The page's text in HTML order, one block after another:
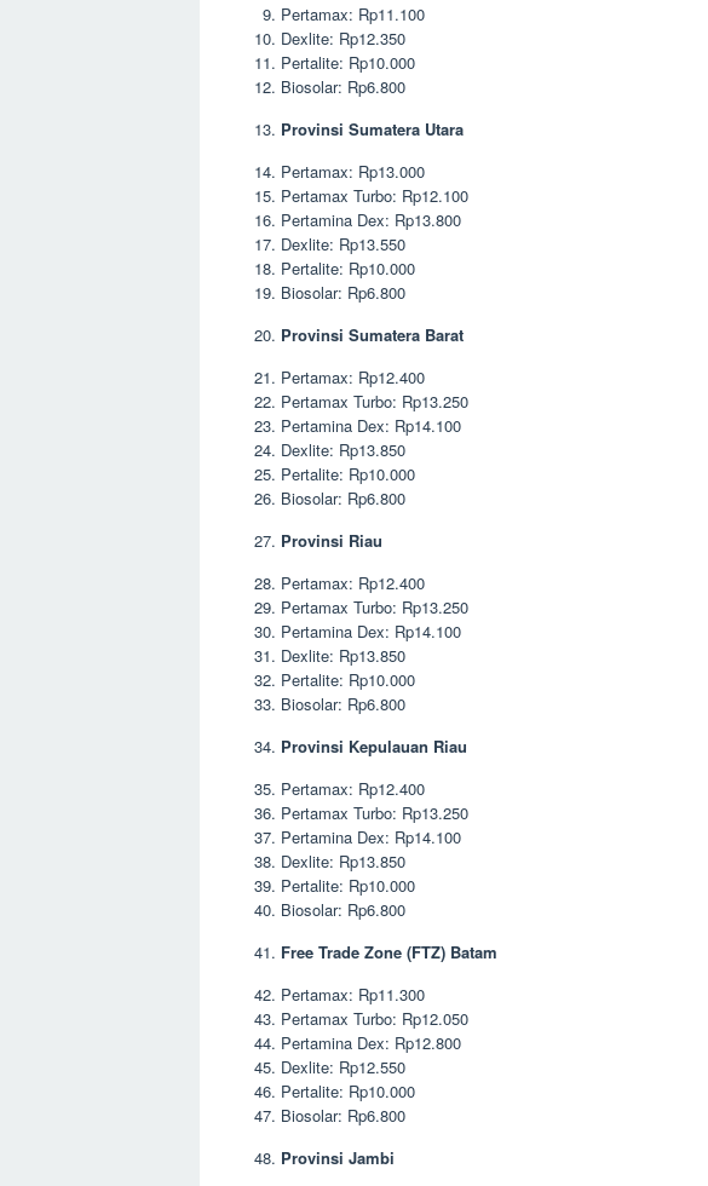
Pertamax: Rp11.100
Dexlite: Rp12.350
Pertalite: Rp10.000
Biosolar: Rp6.800
Provinsi Sumatera Utara
Pertamax: Rp13.000
Pertamax Turbo: Rp12.100
Pertamina Dex: Rp13.800
Dexlite: Rp13.550
Pertalite: Rp10.000
Biosolar: Rp6.800
Provinsi Sumatera Barat
Pertamax: Rp12.400
Pertamax Turbo: Rp13.250
Pertamina Dex: Rp14.100
Dexlite: Rp13.850
Pertalite: Rp10.000
Biosolar: Rp6.800
Provinsi Riau
Pertamax: Rp12.400
Pertamax Turbo: Rp13.250
Pertamina Dex: Rp14.100
Dexlite: Rp13.850
Pertalite: Rp10.000
Biosolar: Rp6.800
Provinsi Kepulauan Riau
Pertamax: Rp12.400
Pertamax Turbo: Rp13.250
Pertamina Dex: Rp14.100
Dexlite: Rp13.850
Pertalite: Rp10.000
Biosolar: Rp6.800
Free Trade Zone (FTZ) Batam
Pertamax: Rp11.300
Pertamax Turbo: Rp12.050
Pertamina Dex: Rp12.800
Dexlite: Rp12.550
Pertalite: Rp10.000
Biosolar: Rp6.800
Provinsi Jambi